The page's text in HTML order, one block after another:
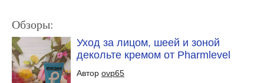
Обзоры:
Уход за лицом, шеей и зоной
декольте кремом от Pharmlevel
Автор ovp65